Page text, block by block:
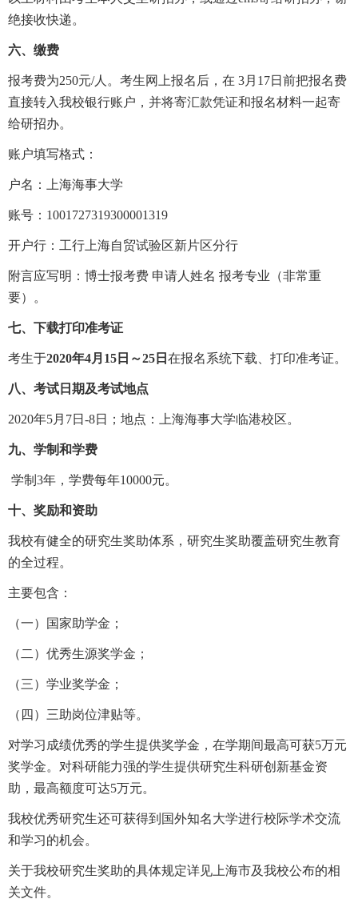
绝接收快递。
六、缴费
报考费为250元/人。考生网上报名后，在 3月17日前把报名费
直接转入我校银行账户，并将寄汇款凭证和报名材料一起寄
给研招办。
账户填写格式：
户名：上海海事大学
账号：1001727319300001319
开户行：工行上海自贸试验区新片区分行
附言应写明：博士报考费 申请人姓名 报考专业（非常重
要）。
七、下载打印准考证
考生于2020年4月15日～25日 在报名系统下载、打印准考证。
八、考试日期及考试地点
2020年5月7日-8日；地点：上海海事大学临港校区。
九、学制和学费
学制3年，学费每年10000元。
十、奖励和资助
我校有健全的研究生奖助体系，研究生奖助覆盖研究生教育
的全过程。
主要包含：
（一）国家助学金；
（二）优秀生源奖学金；
（三）学业奖学金；
（四）三助岗位津贴等。
对学习成绩优秀的学生提供奖学金，在学期间最高可获5万元
奖学金。对科研能力强的学生提供研究生科研创新基金资
助，最高额度可达5万元。
我校优秀研究生还可获得到国外知名大学进行校际学术交流
和学习的机会。
关于我校研究生奖助的具体规定详见上海市及我校公布的相
关文件。